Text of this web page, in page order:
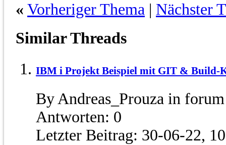
« Vorheriger Thema | Nächster
Similar Threads
IBM i Projekt Beispiel mit GIT & Build-
By Andreas_Prouza in
Antworten: 0
Letzter Beitrag: 30-06-22,